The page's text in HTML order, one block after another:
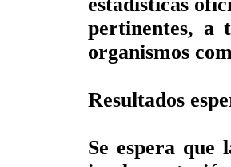
pertinentes, a
organismos
Resultados
Se espera que